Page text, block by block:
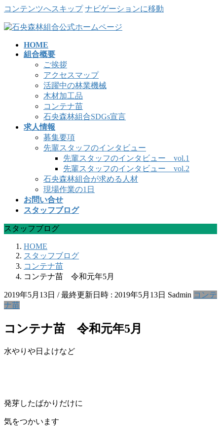
コンテンツへスキップ ナビゲーションに移動
HOME
組合概要
ご挨拶
アクセスマップ
活躍中の林業機械
木材加工品
コンテナ苗
石央森林組合SDGs宣言
求人情報
募集要項
先輩スタッフのインタビュー
先輩スタッフのインタビュー vol.1
先輩スタッフのインタビュー vol.2
石央森林組合が求める人材
現場作業の1日
お問い合せ
スタッフブログ
スタッフブログ
HOME
スタッフブログ
コンテナ苗
コンテナ苗 令和元年5月
2019年5月13日 / 最終更新日時 : 2019年5月13日 Sadmin コンテ
ナ苗
コンテナ苗 令和元年5月
水やりや日よけなど
発芽したばかりだけに
気をつかいます